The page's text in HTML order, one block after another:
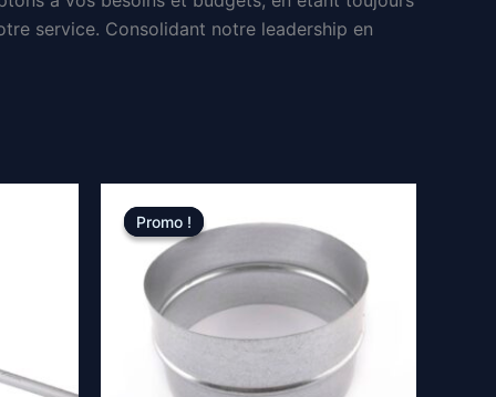
service. Consolidant notre leadership en
Promo !
Promo !